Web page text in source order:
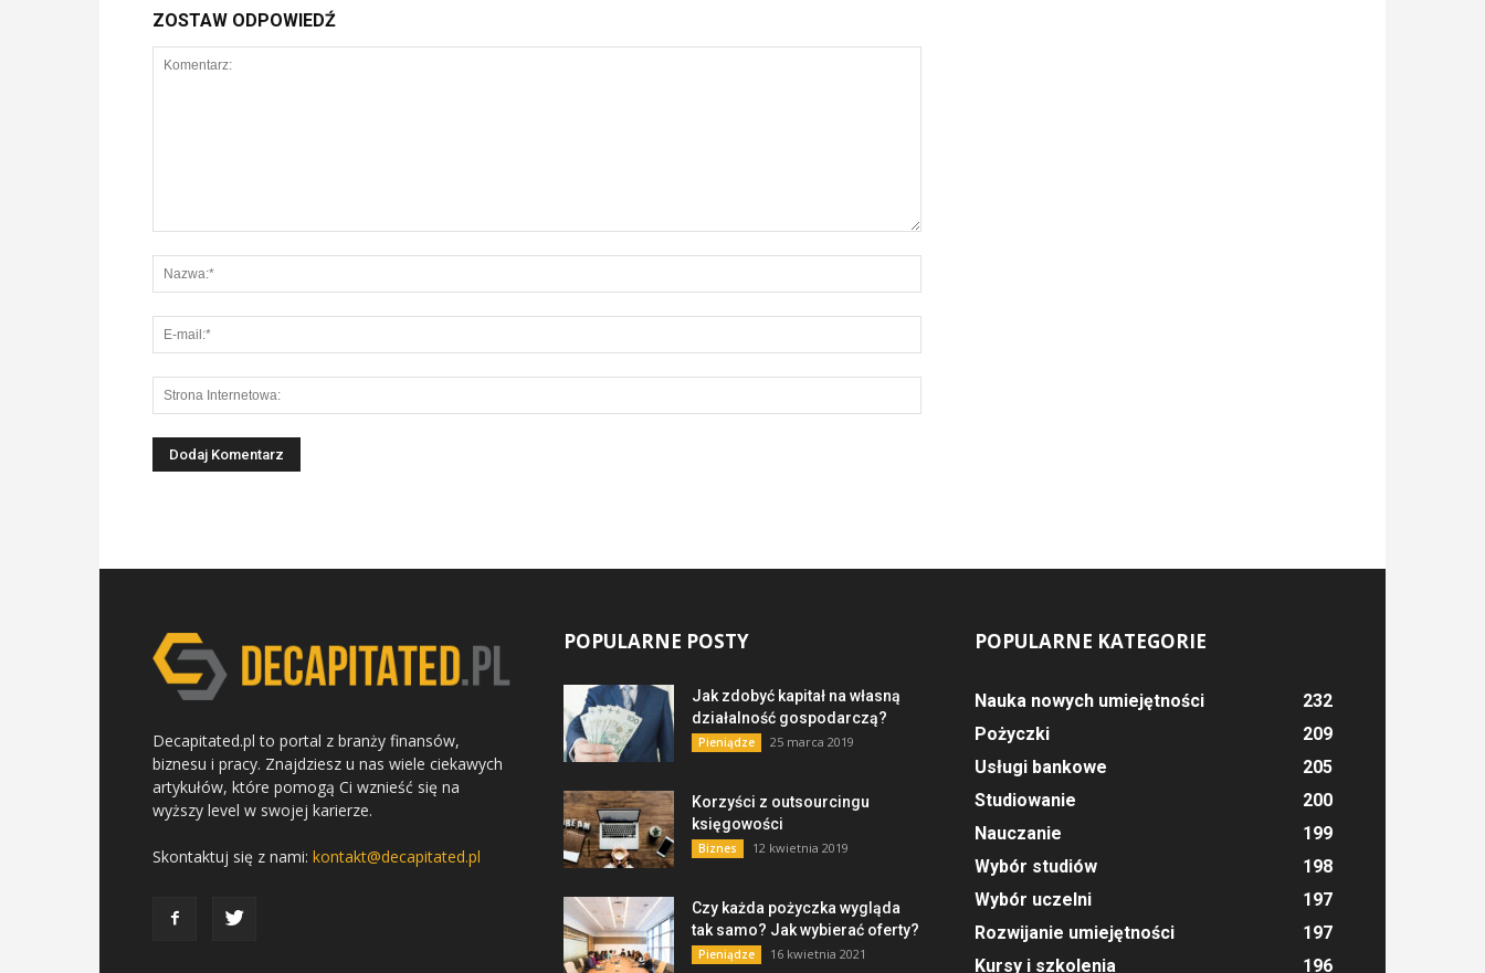
ZOSTAW ODPOWIEDŹ
Decapitated.pl to portal z branży finansów,
biznesu i pracy. Znajdziesz u nas wiele ciekawych
artykułów, które pomogą Ci wznieść się na
wyższy level w swojej karierze.
Skontaktuj się z nami: kontakt@decapitated.pl
POPULARNE POSTY
Jak zdobyć kapitał na własną
działalność gospodarczą?
Pieniądze 25 marca 2019
Korzyści z outsourcingu
księgowości
Biznes 12 kwietnia 2019
Czy każda pożyczka wygląda
tak samo? Jak wybierać oferty?
Pieniądze 16 kwietnia 2021
POPULARNE KATEGORIE
Nauka nowych umiejętności
232
Pożyczki
209
Usługi bankowe
205
Studiowanie
200
Nauczanie
199
Wybór studiów
198
Wybór uczelni
197
Rozwijanie umiejętności
197
Kursy i szkolenia
196